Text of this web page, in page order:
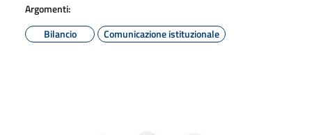
Argomenti:
Bilancio
Comunicazione istituzionale